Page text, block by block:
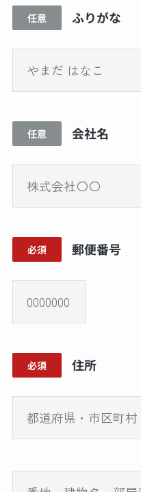
任意 ふりがな
任意 会社名
必須 郵便番号
必須 住所